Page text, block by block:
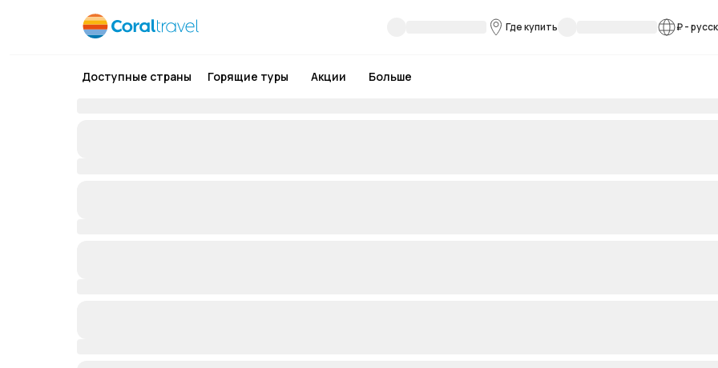
Где купить ₽-
Доступные страны Горящие туры Акции Больше